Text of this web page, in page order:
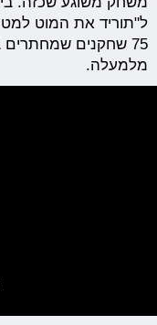
ל"תוריד את המוט
75 שחקנים
מלמעלה.